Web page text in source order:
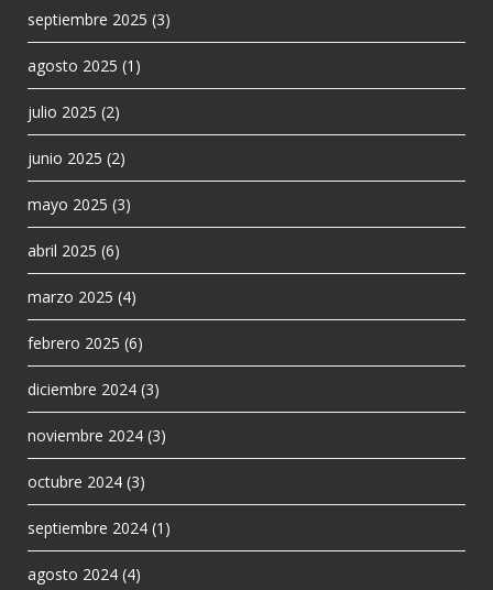
septiembre 2025 (3)
agosto 2025 (1)
julio 2025 (2)
junio 2025 (2)
mayo 2025 (3)
abril 2025 (6)
marzo 2025 (4)
febrero 2025 (6)
diciembre 2024 (3)
noviembre 2024 (3)
octubre 2024 (3)
septiembre 2024 (1)
agosto 2024 (4)